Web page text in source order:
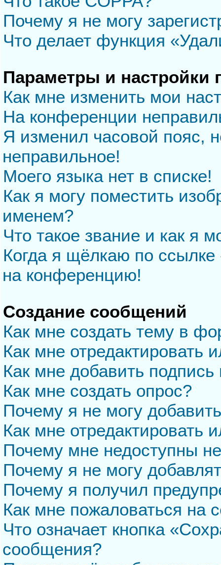
Почему я не могу
Что делает функция
Параметры и настройки
Как мне изменить мои
На конференции
Я изменил часовой пояс,
неправильное!
Моего языка нет в списке!
Как я могу поместить
именем?
Что такое звание и как я
Когда я щёлкаю по
на конференцию!
Создание сообщений
Как мне создать тему в
Как мне отредактировать
Как мне добавить
Как мне создать опрос?
Почему я не могу
Как мне отредактировать
Почему мне недоступны
Почему я не могу
Почему я получил
Как мне пожаловаться на
Что означает кнопка
сообщения?